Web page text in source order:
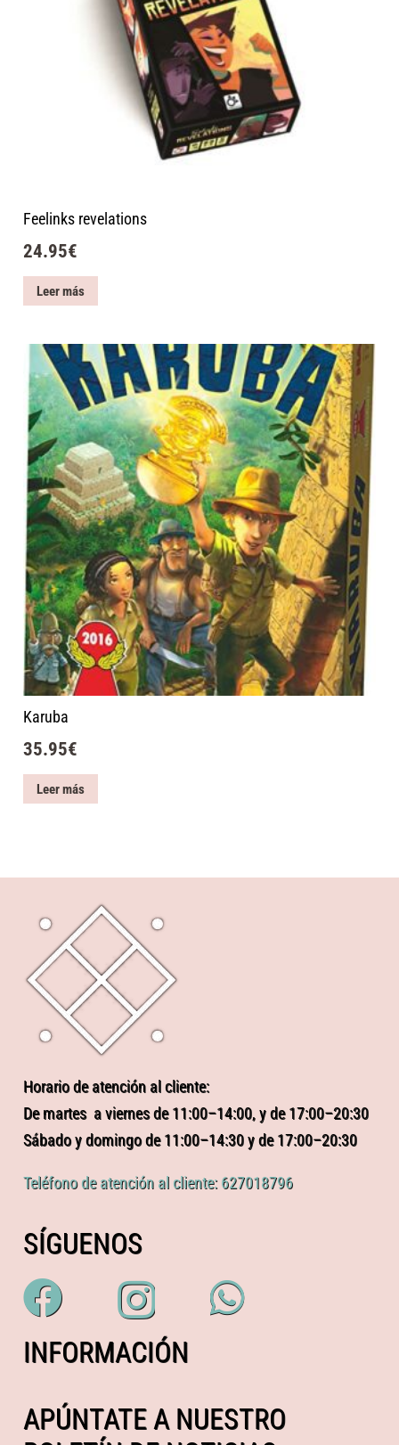
Feelinks revelations
24.95€
Leer más
Karuba
35.95€
Leer más
Horario de atención al cliente:
De martes a viernes de 11:00–14:00, y de 17:00–20:30
Sábado y domingo de 11:00–14:30 y de 17:00–20:30
Teléfono de atención al cliente: 627018796
SÍGUENOS
INFORMACIÓN
APÚNTATE A NUESTRO